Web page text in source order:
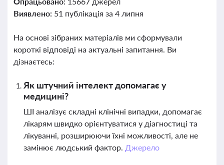
Виявлено: 51 публікація за 4 липня
На основі зібраних матеріалів ми сформували
короткі відповіді на актуальні запитання. Ви
дізнаєтесь:
Як штучний інтелект допомагає у
медицині?
ШІ аналізує складні клінічні випадки, допомагає
лікарям швидко орієнтуватися у діагностиці та
лікуванні, розширюючи їхні можливості, але не
замінює людський фактор. Джерело